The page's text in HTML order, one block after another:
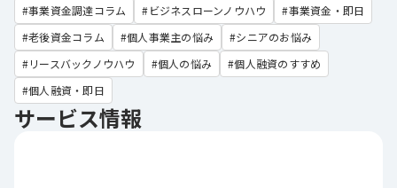
事業資金調達コラム ビジネスローンノウハウ
事業資金・即日
老後資金コラム
個人事業主の悩み
シニアのお悩み
リースバックノウハウ
個人の悩み
個人融資のすすめ
個人融資・即日
サービス情報